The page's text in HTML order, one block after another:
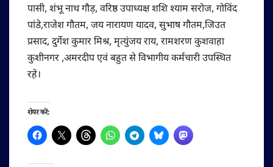
पासी, शंभू नाथ गौड़, वरिष्ठ उपाध्यक्ष शशि श्याम सरोज, गोविंद
पांडे,राजेश गौतम, जय नारायण यादव, सुभाष गौतम,जिउत
प्रसाद, दुर्गेश कुमार मिश्र, मृत्युंजय राय, रामशरण कुशवाहा
कुशीनगर ,अमरदीप एवं बहुत से विभागीय कर्मचारी उपस्थित
रहे।
शेयर करें: